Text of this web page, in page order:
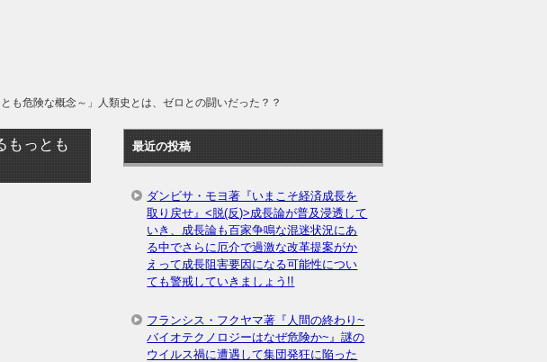
も危険な概念～」人類史とは、ゼロとの闘いだった？？
もっとも
最近の投稿
ダンビサ・モヨ著『いまこそ経済成長を
取り戻せ』<脱(反)>成長論が普及浸透して
いき、成長論も百家争鳴な混迷状況にあ
る中でさらに厄介で過激な改革提案がか
えって成長阻害要因になる可能性につい
ても警戒していきましょう!!
フランシス・フクヤマ著『人間の終わり~
バイオテクノロジーはなぜ危険か~』謎の
ウイルス禍に遭遇して集団発狂に陥った